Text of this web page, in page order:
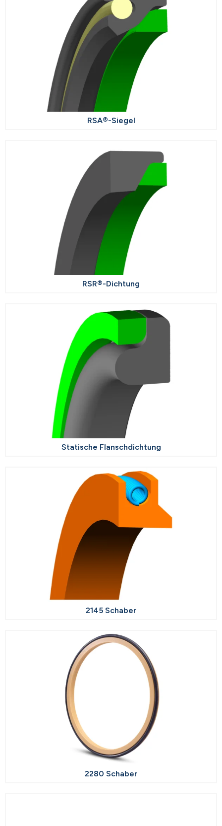
RSA®-Siegel
RSR®-Dichtung
Statische Flanschdichtung
2145 Schaber
2280 Schaber